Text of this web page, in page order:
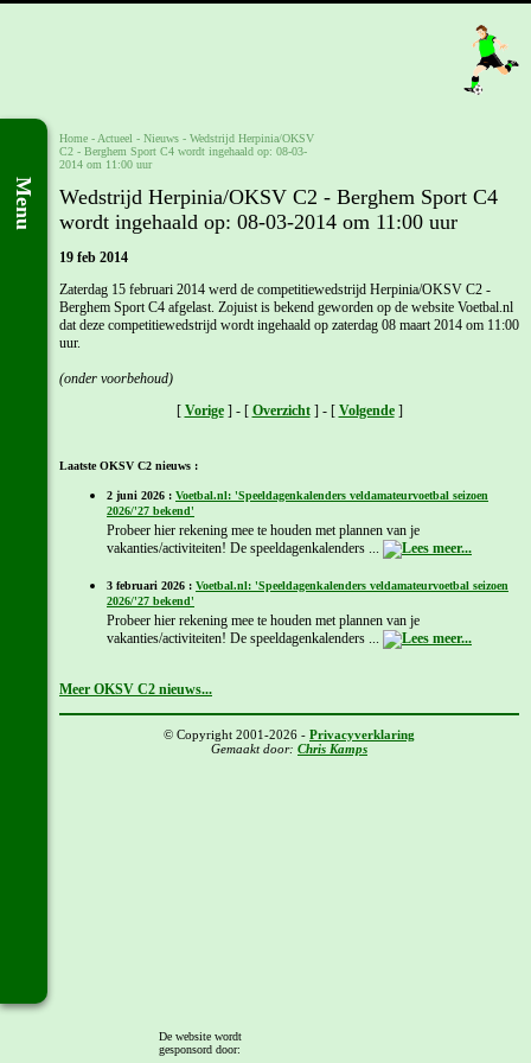
Menu
Home - Actueel - Nieuws - Wedstrijd Herpinia/OKSV
C2 - Berghem Sport C4 wordt ingehaald op: 08-03-
2014 om 11:00 uur
Wedstrijd Herpinia/OKSV C2 - Berghem Sport C4
wordt ingehaald op: 08-03-2014 om 11:00 uur
19 feb 2014
Zaterdag 15 februari 2014 werd de competitiewedstrijd Herpinia/OKSV C2 -
Berghem Sport C4 afgelast. Zojuist is bekend geworden op de website Voetbal.nl
dat deze competitiewedstrijd wordt ingehaald op zaterdag 08 maart 2014 om 11:00
uur.
(onder voorbehoud)
[ Vorige] - [ Overzicht] - [ Volgende]
Laatste OKSV C2 nieuws :
2 juni 2026 : Voetbal.nl: 'Speeldagenkalenders veldamateurvoetbal seizoen
2026/'27 bekend'
Probeer hier rekening mee te houden met plannen van je
vakanties/activiteiten! De speeldagenkalenders ...
3 februari 2026 : Voetbal.nl: 'Speeldagenkalenders veldamateurvoetbal seizoen
2026/'27 bekend'
Probeer hier rekening mee te houden met plannen van je
vakanties/activiteiten! De speeldagenkalenders ...
Meer OKSV C2 nieuws...
© Copyright 2001-2026 - Privacyverklaring
Gemaakt door: Chris Kamps
De website wordt
gesponsord door: